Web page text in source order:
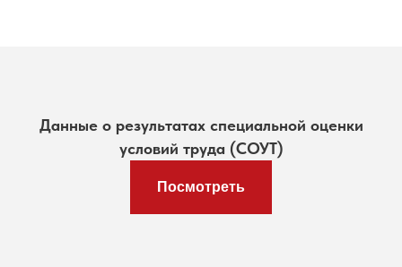
Данные о результатах специальной оценки
условий труда (СОУТ)
Посмотреть